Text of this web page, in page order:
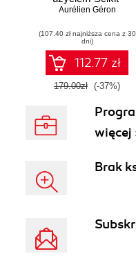
Learn, Keras i
Wydanie III
Aurélien Géron
(107,40 zł najniższa cena z 30
dni)
112.77 zł
179.00zł (-37%)
więcej
Brak